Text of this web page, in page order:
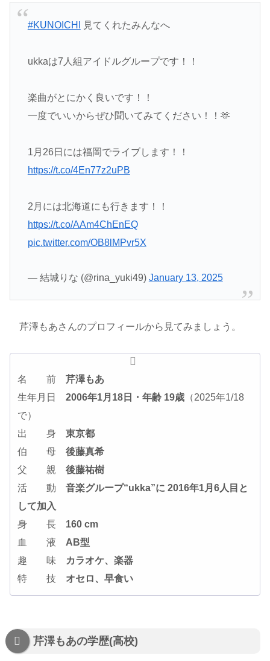
#KUNOICHI 見てくれたみんなへ
ukkaは7人組アイドルグループです！！
楽曲がとにかく良いです！！
一度でいいからぜひ聞いてみてください！！🫶
1月26日には福岡でライブします！！
https://t.co/4En77z2uPB
2月には北海道にも行きます！！
https://t.co/AAm4ChEnEQ
pic.twitter.com/OB8lMPvr5X
— 結城りな (@rina_yuki49) January 13, 2025
芹澤もあさんのプロフィールから見てみましょう。
名 前 芹澤もあ
生年月日 2006年1月18日・年齢 19歳 （2025年1/18
で）
出 身 東京都
伯 母 後藤真希
父 親 後藤祐樹
活 動 音楽グループ“ukka”に 2016年1月6人目と
して加入
身 長 160 cm
血 液 AB型
趣 味
カラオケ、楽器
特 技 オセロ、早食い
芹澤もあの学歴(高校)